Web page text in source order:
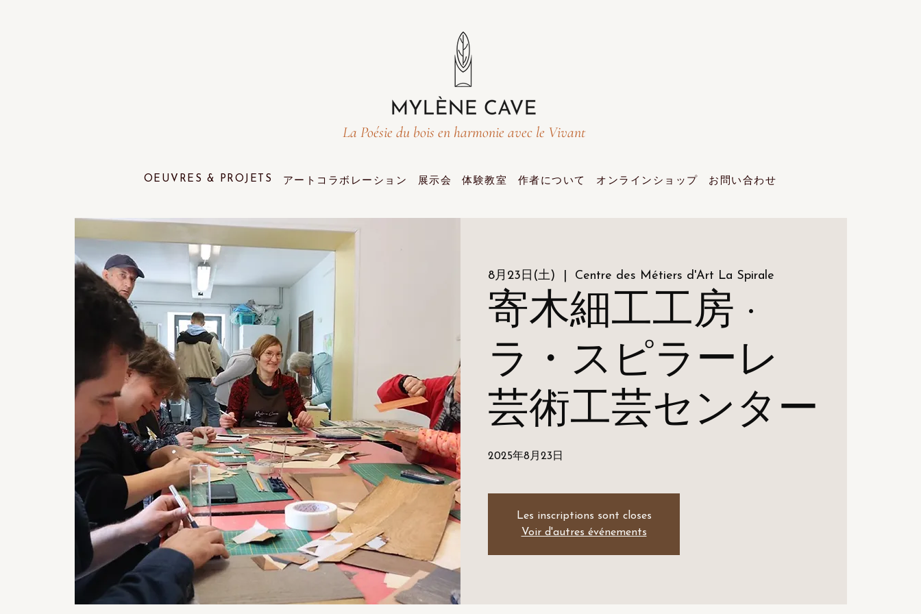
La Poésie du bois en harmonie avec le Vivant
OEUVRES & PROJETS アートコラボレーション 展示会 体験教室 作者について オンラインショップ お問い合わせ
8月23日(土) Centre des Métiers d'Art La Spirale
寄木細工工房 ·
ラ・スピラーレ
芸術工芸センター
2025年8月23日
Les inscriptions sont closes
Voir d'autres événements